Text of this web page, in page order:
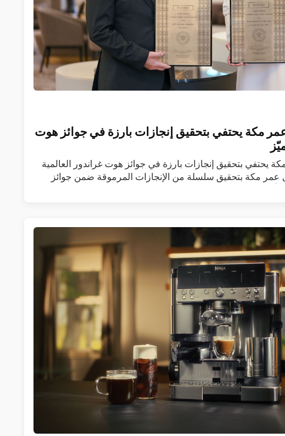
عمر مكة يحتفي بتحقيق إنجازات بارزة في جوائز هوت
مكة يحتفي بتحقيق إنجازات بارزة في جوائز هوت غراندور العالمية
عمر مكة بتحقيق سلسلة من الإنجازات المرموقة ضمن جوائز